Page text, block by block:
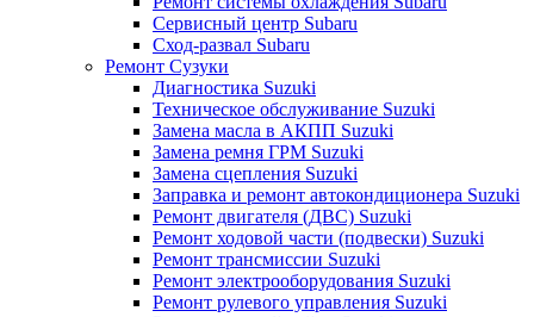
Сервисный центр Subaru
Сход-развал Subaru
Ремонт Сузуки
Диагностика Suzuki
Техническое обслуживание Suzuki
Замена масла в АКПП Suzuki
Замена ремня ГРМ Suzuki
Замена сцепления Suzuki
Заправка и ремонт автокондиционера Suzuki
Ремонт двигателя (ДВС) Suzuki
Ремонт ходовой части (подвески) Suzuki
Ремонт трансмиссии Suzuki
Ремонт электрооборудования Suzuki
Ремонт рулевого управления Suzuki